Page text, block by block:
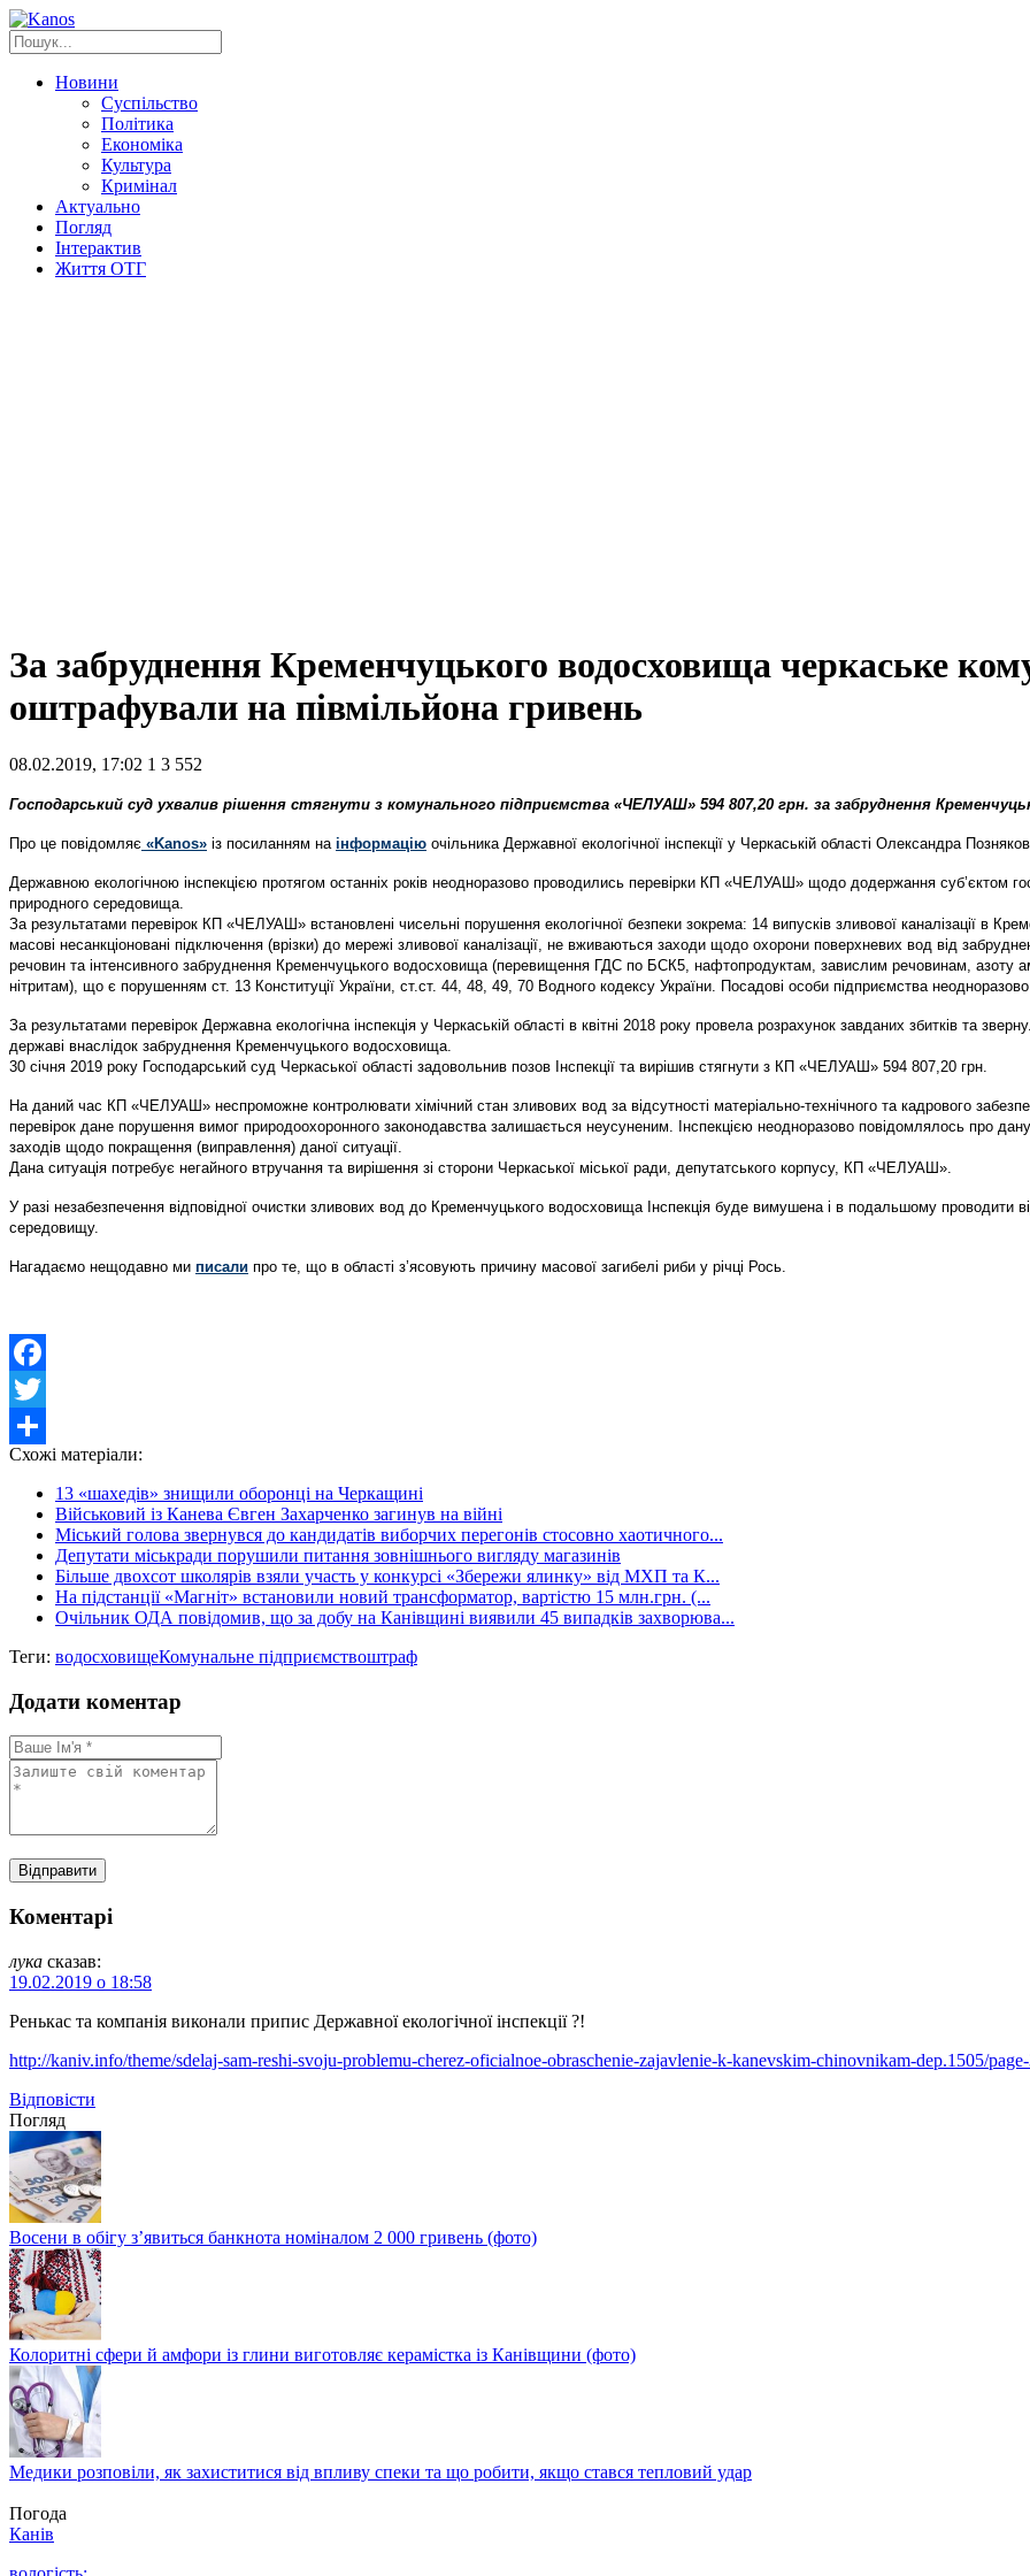
Новини
Суспільство
Політика
Економіка
Культура
Кримінал
Актуально
Погляд
Інтерактив
Життя ОТГ
За забруднення Кременчуцького водосховища черкаське
оштрафували на півмільйона гривень
08.02.2019, 17:02 1 3 552
Господарський суд ухвалив рішення стягнути з комунального підприємства «ЧЕЛУАШ» 594 807,20 грн. за забруднення
Про це повідомляє «Kanos» із посиланням на інформацію очільника Державної екологічної інспекції у Черкаській області Олександра
Державною екологічною інспекцією протягом останніх років неодноразово проводились перевірки КП «ЧЕЛУАШ» щодо додержання суб’єктом
природного середовища.
За результатами перевірок КП «ЧЕЛУАШ» встановлені чисельні порушення екологічної безпеки зокрема: 14 випусків зливової каналізації в
масові несанкціоновані підключення (врізки) до мережі зливової каналізації, не вживаються заходи щодо охорони поверхневих вод від
речовин та інтенсивного забруднення Кременчуцького водосховища (перевищення ГДС по БСК5, нафтопродуктам, завислим речовинам,
нітритам), що є порушенням ст. 13 Конституції України, ст.ст. 44, 48, 49, 70 Водного кодексу України. Посадові особи підприємства неодноразово
За результатами перевірок Державна екологічна інспекція у Черкаській області в квітні 2018 року провела розрахунок завданих збитків та
державі внаслідок забруднення Кременчуцького водосховища.
30 січня 2019 року Господарський суд Черкаської області задовольнив позов Інспекції та вирішив стягнути з КП «ЧЕЛУАШ» 594 807,20 грн.
На даний час КП «ЧЕЛУАШ» неспроможне контролювати хімічний стан зливових вод за відсутності матеріально-технічного та кадрового
перевірок дане порушення вимог природоохоронного законодавства залишається неусуненим. Інспекцією неодноразово повідомлялось про
заходів щодо покращення (виправлення) даної ситуації.
Дана ситуація потребує негайного втручання та вирішення зі сторони Черкаської міської ради, депутатського корпусу, КП «ЧЕЛУАШ».
У разі незабезпечення відповідної очистки зливових вод до Кременчуцького водосховища Інспекція буде вимушена і в подальшому проводити
середовищу.
Нагадаємо нещодавно ми писали про те, що в області з’ясовують причину масової загибелі риби у річці Рось.
Facebook
Twitter
Share
Схожі матеріали:
13 «шахедів» знищили оборонці на Черкащині
Військовий із Канева Євген Захарченко загинув на війні
Міський голова звернувся до кандидатів виборчих перегонів стосовно хаотичного...
Депутати міськради порушили питання зовнішнього вигляду магазинів
Більше двохсот школярів взяли участь у конкурсі «Збережи ялинку» від МХП та К...
На підстанції «Магніт» встановили новий трансформатор, вартістю 15 млн.грн. (...
Очільник ОДА повідомив, що за добу на Канівщині виявили 45 випадків захворюва...
Теги: водосховищеКомунальне підприємствоштраф
Додати коментар
Коментарі
лука сказав:
19.02.2019 о 18:58
Ренькас та компанія виконали припис Державної екологічної інспекції ?!
http://kaniv.info/theme/sdelaj-sam-reshi-svoju-problemu-cherez-oficialnoe-obraschenie-zajavlenie-k-kanevskim-chinovnikam-dep.1505/
Відповіcти
Погляд
Восени в обігу з’явиться банкнота номіналом 2 000 гривень (фото)
Колоритні сфери й амфори із глини виготовляє керамістка із Канівщини (фото)
Медики розповіли, як захиститися від впливу спеки та що робити, якщо стався тепловий удар
Погода
Канів